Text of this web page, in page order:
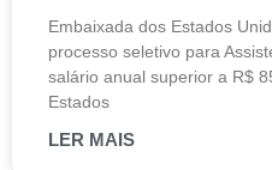
Embaixada dos Estados
processo seletivo para
salário anual superior a R$
Estados
LER MAIS